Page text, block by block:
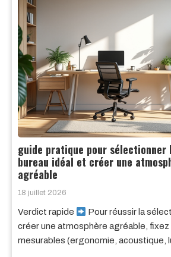
guide pratique pour sélectionner
bureau idéal et créer une
agréable
18 juillet 2026
Verdict rapide
Pour réussir la
créer une atmosphère agréable,
mesurables (ergonomie, acoustique,